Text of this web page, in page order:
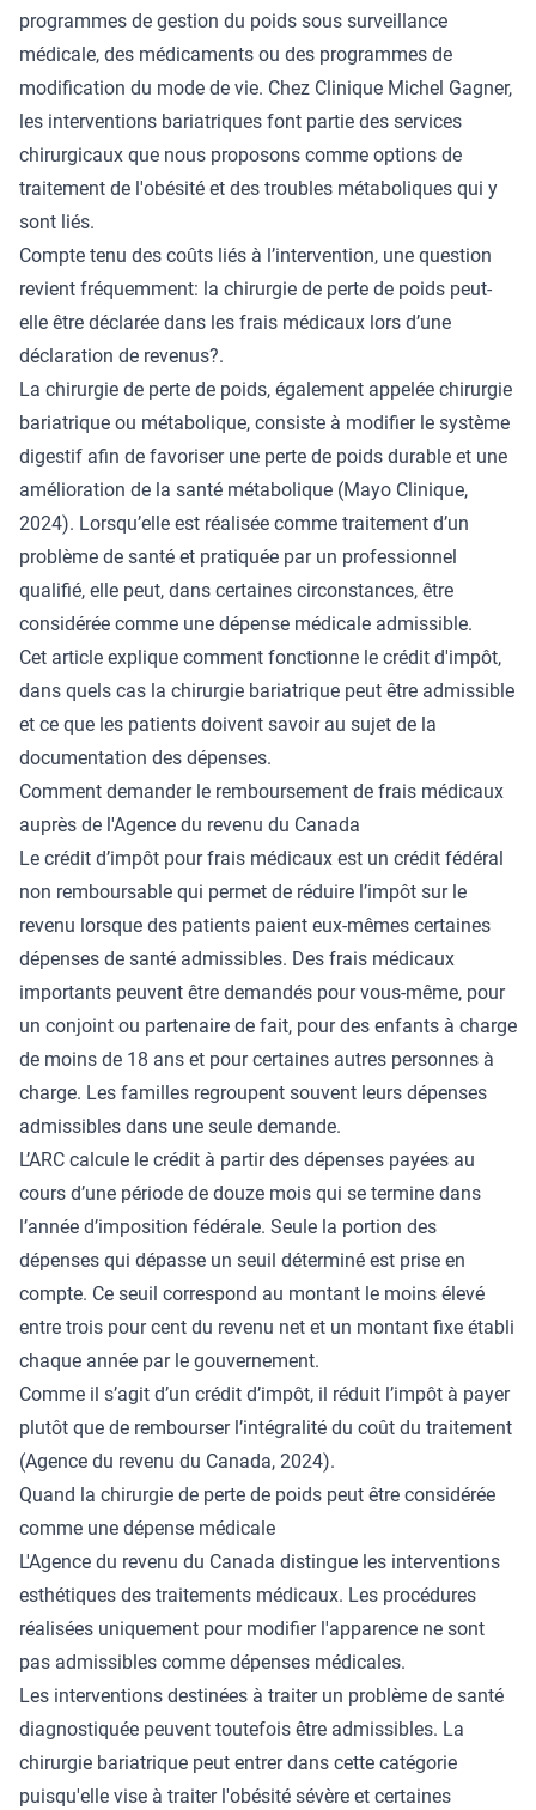
programmes de gestion du poids sous surveillance
médicale, des médicaments ou des programmes de
modification du mode de vie. Chez Clinique Michel Gagner,
les interventions bariatriques font partie des services
chirurgicaux que nous proposons comme options de
traitement de l'obésité et des troubles métaboliques qui y
sont liés.
Compte tenu des coûts liés à l’intervention, une question
revient fréquemment: la chirurgie de perte de poids peut-
elle être déclarée dans les frais médicaux lors d’une
déclaration de revenus?.
La chirurgie de perte de poids, également appelée chirurgie
bariatrique ou métabolique, consiste à modifier le système
digestif afin de favoriser une perte de poids durable et une
amélioration de la santé métabolique (Mayo Clinique,
2024). Lorsqu’elle est réalisée comme traitement d’un
problème de santé et pratiquée par un professionnel
qualifié, elle peut, dans certaines circonstances, être
considérée comme une dépense médicale admissible.
Cet article explique comment fonctionne le crédit d'impôt,
dans quels cas la chirurgie bariatrique peut être admissible
et ce que les patients doivent savoir au sujet de la
documentation des dépenses.
Comment demander le remboursement de frais médicaux
auprès de l'Agence du revenu du Canada
Le crédit d’impôt pour frais médicaux est un crédit fédéral
non remboursable qui permet de réduire l’impôt sur le
revenu lorsque des patients paient eux-mêmes certaines
dépenses de santé admissibles. Des frais médicaux
importants peuvent être demandés pour vous-même, pour
un conjoint ou partenaire de fait, pour des enfants à charge
de moins de 18 ans et pour certaines autres personnes à
charge. Les familles regroupent souvent leurs dépenses
admissibles dans une seule demande.
L’ARC calcule le crédit à partir des dépenses payées au
cours d’une période de douze mois qui se termine dans
l’année d’imposition fédérale. Seule la portion des
dépenses qui dépasse un seuil déterminé est prise en
compte. Ce seuil correspond au montant le moins élevé
entre trois pour cent du revenu net et un montant fixe établi
chaque année par le gouvernement.
Comme il s’agit d’un crédit d’impôt, il réduit l’impôt à payer
plutôt que de rembourser l’intégralité du coût du traitement
(Agence du revenu du Canada, 2024).
Quand la chirurgie de perte de poids peut être considérée
comme une dépense médicale
L'Agence du revenu du Canada distingue les interventions
esthétiques des traitements médicaux. Les procédures
réalisées uniquement pour modifier l'apparence ne sont
pas admissibles comme dépenses médicales.
Les interventions destinées à traiter un problème de santé
diagnostiquée peuvent toutefois être admissibles. La
chirurgie bariatrique peut entrer dans cette catégorie
puisqu'elle vise à traiter l'obésité sévère et certaines